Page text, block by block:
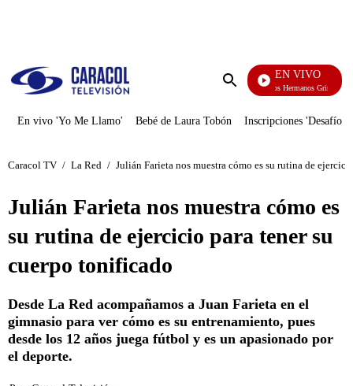
Enviar
EN VIVO
Cuentos De Los Hermanos Grimm
En vivo 'Yo Me Llamo' Bebé de Laura Tobón Inscripciones 'Desafío'
Caracol TV / La Red / Julián Farieta nos muestra cómo es su rutina de
Julián Farieta nos muestra cómo es
su rutina de ejercicio para tener su
cuerpo tonificado
Desde La Red acompañamos a Juan Farieta en el
gimnasio para ver cómo es su entrenamiento, pues
desde los 12 años juega fútbol y es un apasionado por
el deporte.